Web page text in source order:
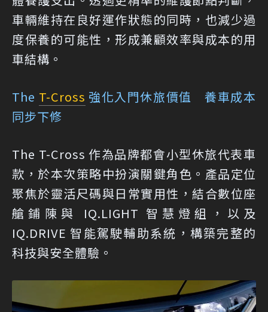
車輛維持在良好運作狀態的同時，也減少過
度保養的可能性，形成兼顧效率與成本的用
車結構。
The T-Cross 強化入門休旅價值 養車成本
同步下修
The T-Cross 作為品牌都會小型休旅代表車
款，於本次策略中扮演關鍵角色。產品定位
聚焦於靈活尺碼與日常實用性，結合數位座
艙鋪陳與 IQ.LIGHT 智慧燈組，以及
IQ.DRIVE 智能駕駛輔助系統，構築完整的
科技與安全體驗。